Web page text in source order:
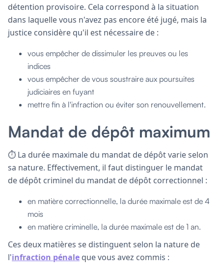
détention provisoire. Cela correspond à la situation
dans laquelle vous n'avez pas encore été jugé, mais la
justice considère qu'il est nécessaire de :
vous empêcher de dissimuler les preuves ou les
indices
vous empêcher de vous soustraire aux poursuites
judiciaires en fuyant
mettre fin à l'infraction ou éviter son renouvellement.
Mandat de dépôt maximum
⏱️ La durée maximale du mandat de dépôt varie selon
sa nature. Effectivement, il faut distinguer le mandat
de dépôt criminel du mandat de dépôt correctionnel :
en matière correctionnelle, la durée maximale est de 4
mois
en matière criminelle, la durée maximale est de 1 an.
Ces deux matières se distinguent selon la nature de
l'infraction pénale que vous avez commis :